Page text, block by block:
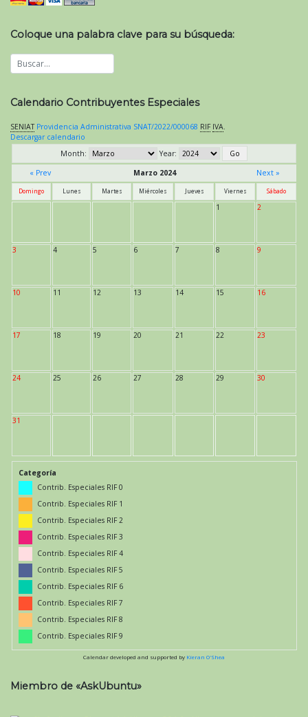
Coloque una palabra clave para su búsqueda:
Calendario Contribuyentes Especiales
SENIAT Providencia Administrativa SNAT/2022/000068 RIF IVA.
Descargar calendario
Month:
Year:
« Prev
Marzo 2024 Next »
Domingo Lunes Martes Miércoles Jueves Viernes Sábado
1 2
3 4 5 6 7 8 9
10 11 12 13 14 15 16
17 18 19 20 21 22 23
24 25 26 27 28 29 30
31
Categoría
Contrib. Especiales RIF 0
Contrib. Especiales RIF 1
Contrib. Especiales RIF 2
Contrib. Especiales RIF 3
Contrib. Especiales RIF 4
Contrib. Especiales RIF 5
Contrib. Especiales RIF 6
Contrib. Especiales RIF 7
Contrib. Especiales RIF 8
Contrib. Especiales RIF 9
Calendar developed and supported by Kieran O'Shea
Miembro de «AskUbuntu»